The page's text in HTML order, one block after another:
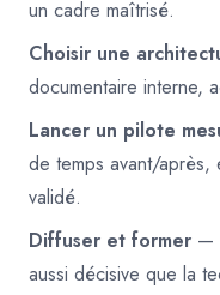
un cadre maîtrisé.
Choisir une
documentaire interne,
Lancer un pilote
de temps avant/
validé.
Diffuser et former —
aussi décisive que la